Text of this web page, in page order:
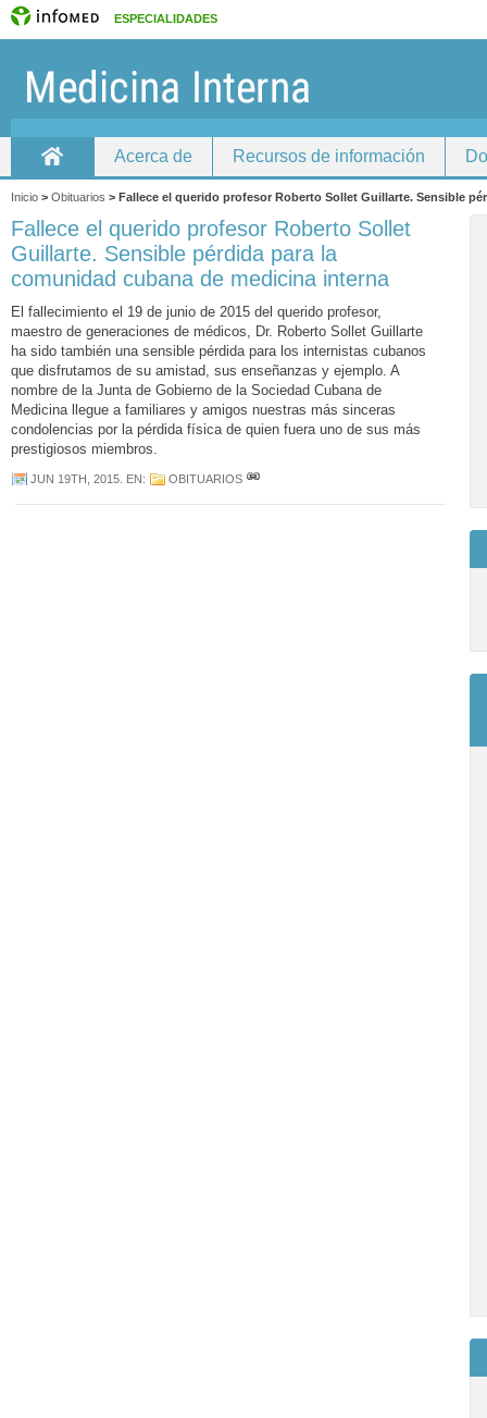
ESPECIALIDADES
Acerca de Recursos de información
Inicio > Obituarios > Fallece el querido profesor Roberto Sollet Guillarte. Sensible
Fallece el querido profesor Roberto Sollet
Guillarte. Sensible pérdida para la
comunidad cubana de medicina interna
El fallecimiento el 19 de junio de 2015 del querido profesor,
maestro de generaciones de médicos, Dr. Roberto Sollet Guillarte
ha sido también una sensible pérdida para los internistas cubanos
que disfrutamos de su amistad, sus enseñanzas y ejemplo. A
nombre de la Junta de Gobierno de la Sociedad Cubana de
Medicina llegue a familiares y amigos nuestras más sinceras
condolencias por la pérdida física de quien fuera uno de sus más
prestigiosos miembros.
JUN 19TH, 2015 . EN: OBITUARIOS